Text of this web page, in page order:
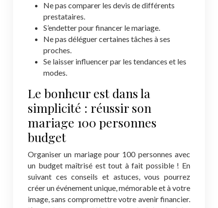
Ne pas comparer les devis de différents
prestataires.
S’endetter pour financer le mariage.
Ne pas déléguer certaines tâches à ses
proches.
Se laisser influencer par les tendances et les
modes.
Le bonheur est dans la
simplicité : réussir son
mariage 100 personnes
budget
Organiser un mariage pour 100 personnes avec
un budget maîtrisé est tout à fait possible ! En
suivant ces conseils et astuces, vous pourrez
créer un événement unique, mémorable et à votre
image, sans compromettre votre avenir financier.